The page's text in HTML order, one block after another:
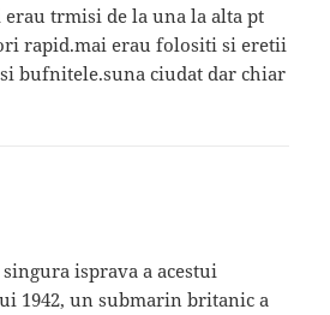
erau trmisi de la una la alta pt
rapid.mai erau folositi si eretii
bufnitele.suna ciudat dar chiar
singura isprava a acestui
1942, un submarin britanic a